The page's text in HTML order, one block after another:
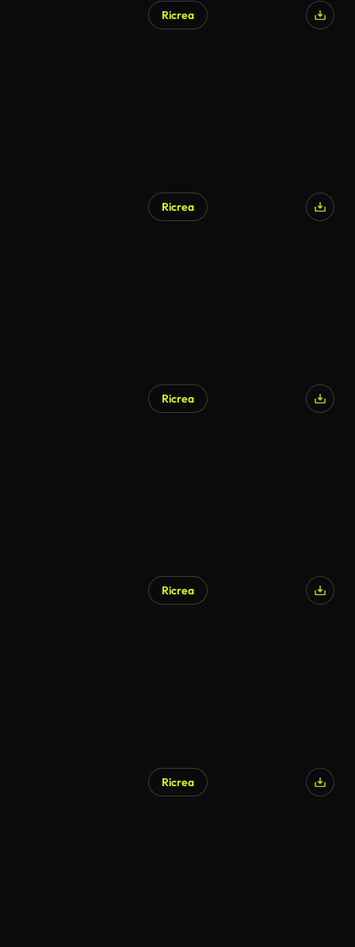
Ricrea
Ricrea
Ricrea
Ricrea
Ricrea